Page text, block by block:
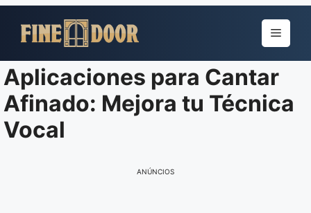
para
conteúdo
Menu
Aplicaciones para Cantar
Afinado: Mejora tu Técnica
Vocal
ANÚNCIOS